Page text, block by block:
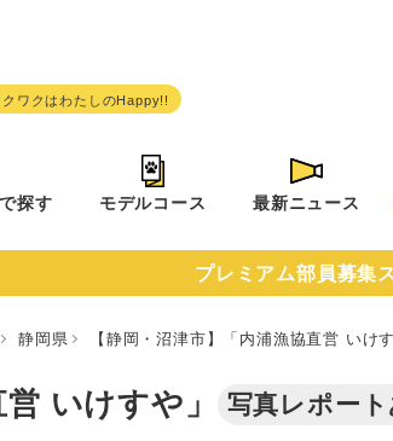
探す モデルコース 最新ニュース
プレミアム部員募集
静岡県 【静岡・沼津市】「内浦漁協直営 いけす
いけすや」 写真レポート